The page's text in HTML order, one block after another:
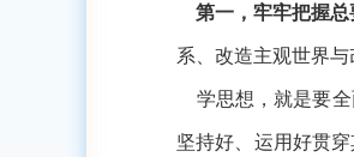
第一，牢牢把握总
系、改造主观世界
学思想，就是要全
坚持好、运用好贯